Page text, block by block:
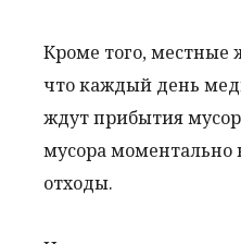
Кроме того, местные
что каждый день
ждут прибытия
мусора моментально
отходы.